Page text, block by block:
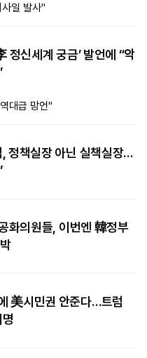
일 발사"
정신세계 궁금’ 발언에 “악
대급 망언"
정책실장 아닌 실책실장…
화의원들, 이번엔 韓정부
美시민권 안준다…트럼